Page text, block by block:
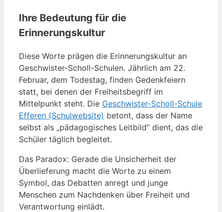
Ihre Bedeutung für die
Erinnerungskultur
Diese Worte prägen die Erinnerungskultur an
Geschwister-Scholl-Schulen. Jährlich am 22.
Februar, dem Todestag, finden Gedenkfeiern
statt, bei denen der Freiheitsbegriff im
Mittelpunkt steht. Die Geschwister-Scholl-Schule
Efferen (Schulwebsite) betont, dass der Name
selbst als „pädagogisches Leitbild“ dient, das die
Schüler täglich begleitet.
Das Paradox: Gerade die Unsicherheit der
Überlieferung macht die Worte zu einem
Symbol, das Debatten anregt und junge
Menschen zum Nachdenken über Freiheit und
Verantwortung einlädt.